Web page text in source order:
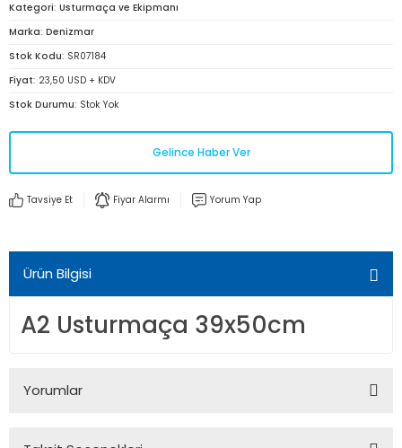
Kategori Usturmaça ve Ekipmanı
Marka Denizmar
Stok Kodu SR07184
Fiyat 23,50 USD + KDV
Stok Durumu Stok Yok
Gelince Haber Ver
Tavsiye Et Fiyar Alarmı Yorum Yap
Ürün Bilgisi
A2 Usturmaça 39x50cm
Yorumlar